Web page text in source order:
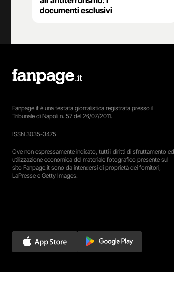
documenti esclusivi
Fanpage.it è una testata giornalistica registrata presso il
Tribunale di Napoli n. 57 del 26/07/2011.
ISSN 3035-3475
Ove non espressamente indicato, tutti i diritti di sfruttamento ed
utilizzazione economica del materiale fotografico presente sul
sito Fanpage.it sono da intendersi di proprietà dei fornitori,
LaPresse e Getty Images.